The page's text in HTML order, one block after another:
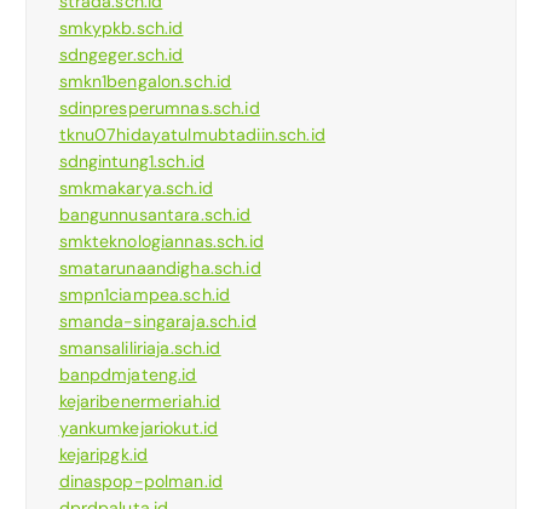
smkypkb.sch.id
sdngeger.sch.id
smkn1bengalon.sch.id
sdinpresperumnas.sch.id
tknu07hidayatulmubtadiin.sch.id
sdngintung1.sch.id
smkmakarya.sch.id
bangunnusantara.sch.id
smkteknologiannas.sch.id
smatarunaandigha.sch.id
smpn1ciampea.sch.id
smanda-singaraja.sch.id
smansaliliriaja.sch.id
banpdmjateng.id
kejaribenermeriah.id
yankumkejariokut.id
kejaripgk.id
dinaspop-polman.id